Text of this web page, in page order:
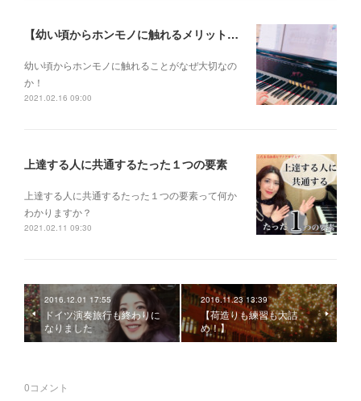
【幼い頃からホンモノに触れるメリットとは？】
幼い頃からホンモノに 触れることがなぜ大切なの
か！
2021.02.16 09:00
上達する人に共通するたった１つの要素
上達する人に共通するたった１つの要素って何か
わかりますか？
2021.02.11 09:30
2016.12.01 17:55
ドイツ演奏旅行も終わりに
なりました
2016.11.23 13:39
【荷造りも練習も大詰
め！】
0コメント